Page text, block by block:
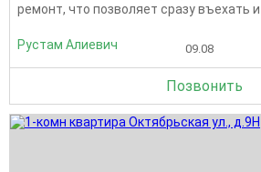
ремонт, что позволяет сразу въехать и
Рустам Алиевич 09.08
Позвонить